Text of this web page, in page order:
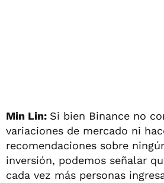
Min Lin: Si bien Binance no
variaciones de mercado ni
recomendaciones sobre
inversión, podemos señalar
cada vez más personas